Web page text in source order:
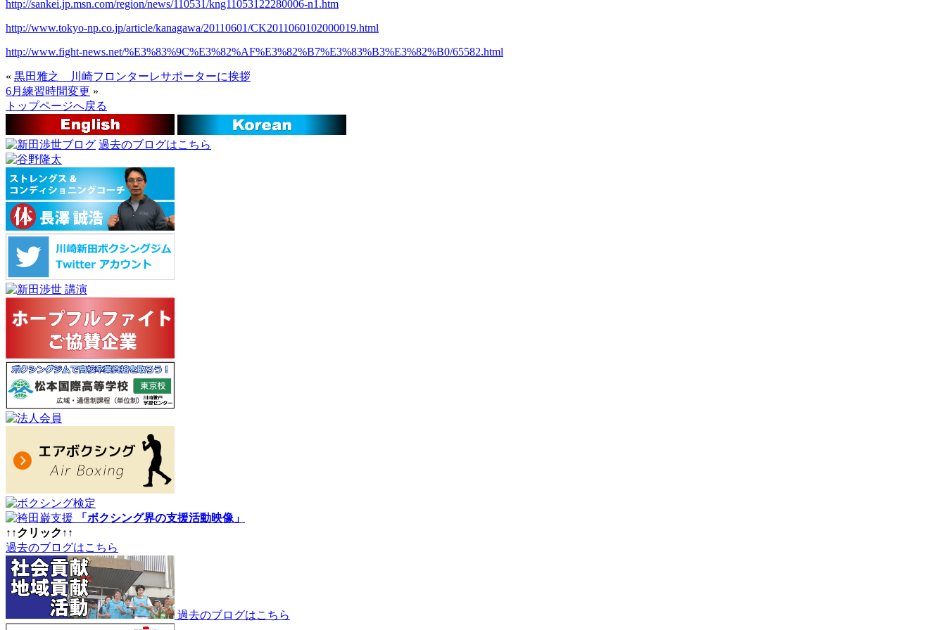
http://sankei.jp.msn.com/region/news/110531/kng11053122280006-n1.htm
http://www.tokyo-np.co.jp/article/kanagawa/20110601/CK2011060102000019.html
http://www.fight-news.net/%E3%83%9C%E3%82%AF%E3%82%B7%E3%83%B3%E3%82%B0/65582.html
« 黒田雅之 川崎フロンターレサポーターに挨拶
6月練習時間変更 »
トップページへ戻る
過去のブログはこちら
「ボクシング界の支援活動映像」
↑↑クリック↑↑
過去のブログはこちら
過去のブログはこちら